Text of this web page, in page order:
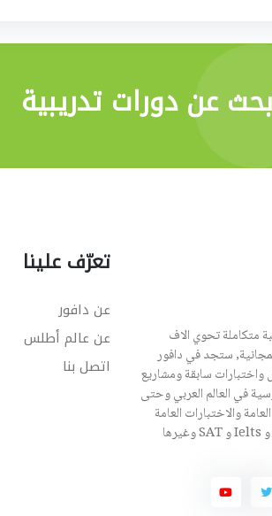
عن دورات تدريبية
متكاملة تحوي الاف
ستجد في دافور
واختبارات سابقة ومشاريع
في العالم العربي وحتى
والاختبارات العامة
العالمية كال toefl و Ielts و SAT وغيرها
تعرّف علينا
عن دافور
عن عالم أطلس
اتصل بنا